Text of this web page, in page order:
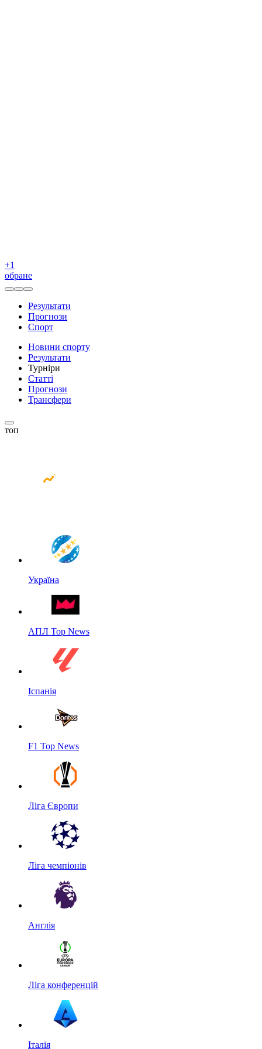
+1
обране
Результати
Прогнози
Спорт
Новини спорту
Результати
Турніри
Статті
Прогнози
Трансфери
топ
Україна
АПЛ Top News
Іспанія
F1 Top News
Ліга Європи
Ліга чемпіонів
Англія
Ліга конференцій
Італія